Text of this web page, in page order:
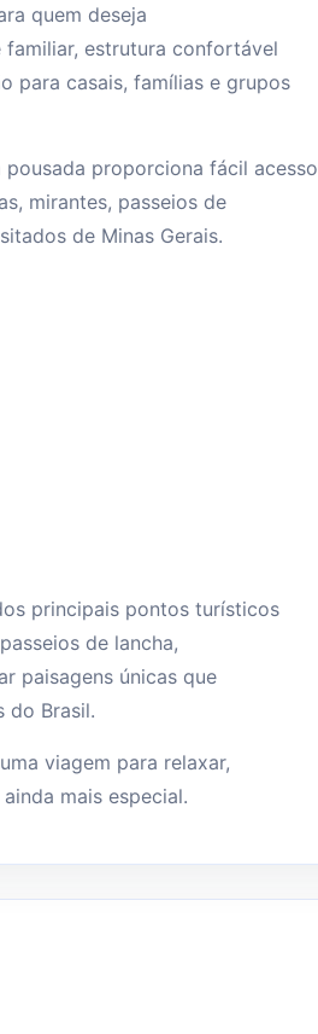
quem deseja
familiar, estrutura confortável
para casais, famílias e grupos
proporciona fácil acesso
mirantes, passeios de
de Minas Gerais.
principais pontos turísticos
de lancha,
paisagens únicas que
do Brasil.
viagem para relaxar,
mais especial.